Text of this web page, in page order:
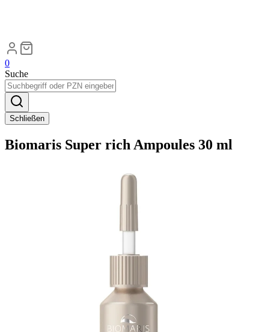
0
Suche
Schließen
Biomaris Super rich Ampoules 30 ml